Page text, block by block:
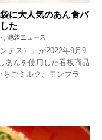
に大人気のあん食パ
た
池袋ニュース
テス）」が2022年9月9
あんを使用した看板商品
ちごミルク、モンブラ